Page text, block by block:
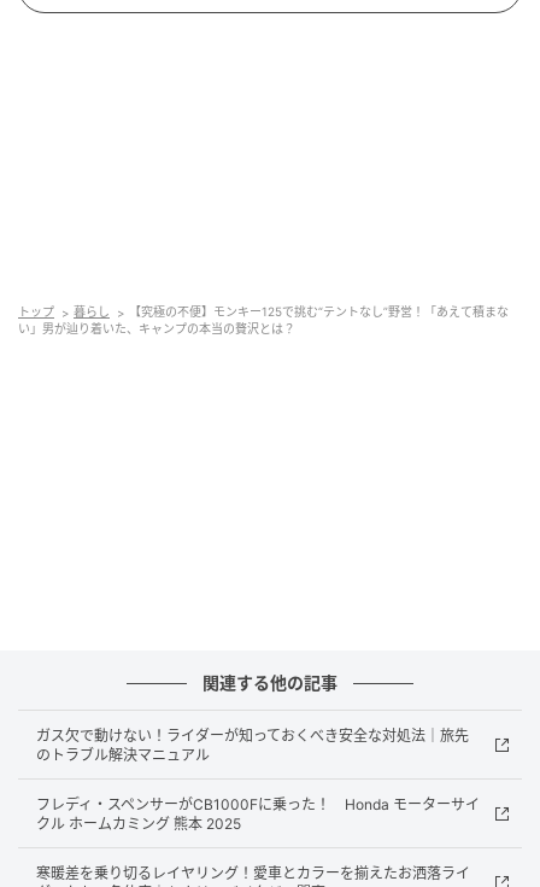
キャンプの積載はバックパックとサイドバッグがメイ
トップ 暮らし
【究極の不便】モンキー125で挑む“テントなし”野営！「あえて積まな
い」男が辿り着いた、キャンプの本当の贅沢とは？
関連する他の記事
ガス欠で動けない！ライダーが知っておくべき安全な対処法｜旅先
のトラブル解決マニュアル
フレディ・スペンサーがCB1000Fに乗った！ Honda モーターサイ
クル ホームカミング 熊本 2025
寒暖差を乗り切るレイヤリング！愛車とカラーを揃えたお洒落ライ